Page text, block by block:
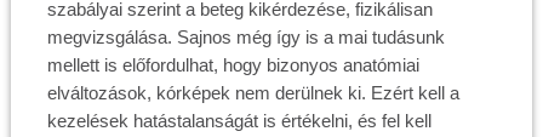
szabályai szerint a beteg kikérdezése, fizikálisan
megvizsgálása. Sajnos még így is a mai tudásunk
mellett is előfordulhat, hogy bizonyos anatómiai
elváltozások, kórképek nem derülnek ki. Ezért kell a
kezelések hatástalanságát is értékelni, és fel kell